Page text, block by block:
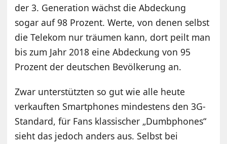
der 3. Generation wächst die Abdeckung
sogar auf 98 Prozent. Werte, von denen selbst
die Telekom nur träumen kann, dort peilt man
bis zum Jahr 2018 eine Abdeckung von 95
Prozent der deutschen Bevölkerung an.
Zwar unterstützten so gut wie alle heute
verkauften Smartphones mindestens den 3G-
Standard, für Fans klassischer „Dumbphones“
sieht das jedoch anders aus. Selbst bei